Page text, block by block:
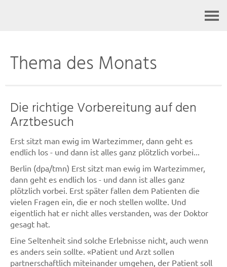
Thema des Monats
Die richtige Vorbereitung auf den
Arztbesuch
Erst sitzt man ewig im Wartezimmer, dann geht es
endlich los - und dann ist alles ganz plötzlich vorbei...
Berlin (dpa/tmn) Erst sitzt man ewig im Wartezimmer,
dann geht es endlich los - und dann ist alles ganz
plötzlich vorbei. Erst später fallen dem Patienten die
vielen Fragen ein, die er noch stellen wollte. Und
eigentlich hat er nicht alles verstanden, was der Doktor
gesagt hat.
Eine Seltenheit sind solche Erlebnisse nicht, auch wenn
es anders sein sollte. «Patient und Arzt sollen
partnerschaftlich miteinander umgehen, der Patient soll